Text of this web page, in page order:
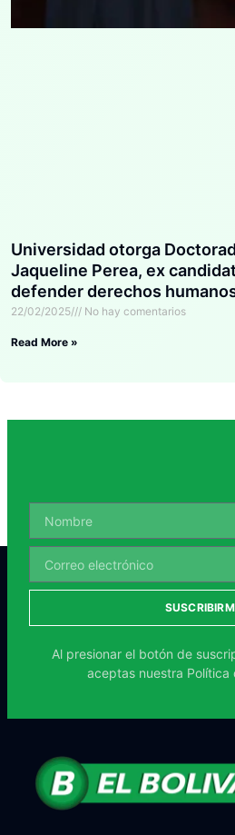
Universidad otorga
Jaqueline Perea, ex
defender derechos
22/02/2025 No hay comentarios
Read More »
Al presionar el botón de
aceptas nuestra Política